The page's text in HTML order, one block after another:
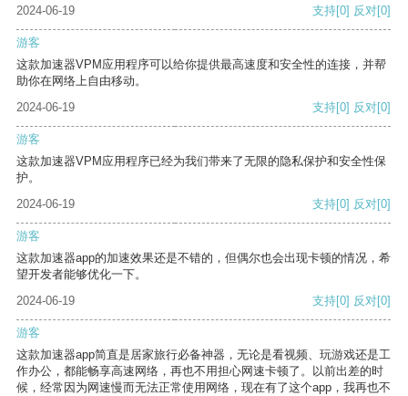
2024-06-19 支持[0] 反对[0]
游客
这款加速器VPM应用程序可以给你提供最高速度和安全性的连接，并帮
助你在网络上自由移动。
2024-06-19
支持[0] 反对[0]
游客
这款加速器VPM应用程序已经为我们带来了无限的隐私保护和安全性保
护。
2024-06-19
支持[0] 反对[0]
游客
这款加速器app的加速效果还是不错的，但偶尔也会出现卡顿的情况，希
望开发者能够优化一下。
2024-06-19
支持[0] 反对[0]
游客
这款加速器app简直是居家旅行必备神器，无论是看视频、玩游戏还是工
作办公，都能畅享高速网络，再也不用担心网速卡顿了。以前出差的时
候，经常因为网速慢而无法正常使用网络，现在有了这个app，我再也不